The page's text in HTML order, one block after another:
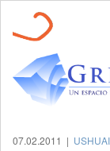
07.02.2011 |